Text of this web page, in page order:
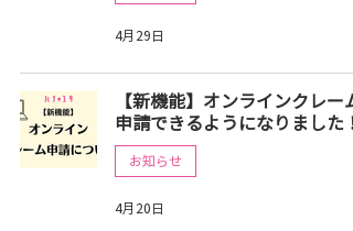
4月29日
【新機能】オンラインクレーム
申請できるようになりました！
お知らせ
4月20日